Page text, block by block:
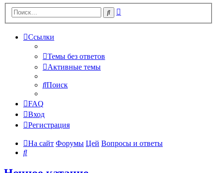
Поиск
Ссылки
Темы без ответов
Активные темы
Поиск
FAQ
Вход
Регистрация
На сайт Форумы Цей Вопросы и ответы
Поиск